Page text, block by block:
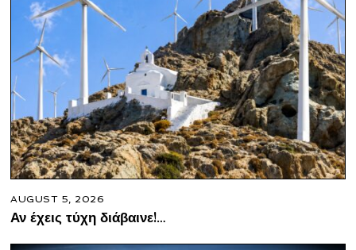
AUGUST 5, 2026
Αν έχεις τύχη διάβαινε!…